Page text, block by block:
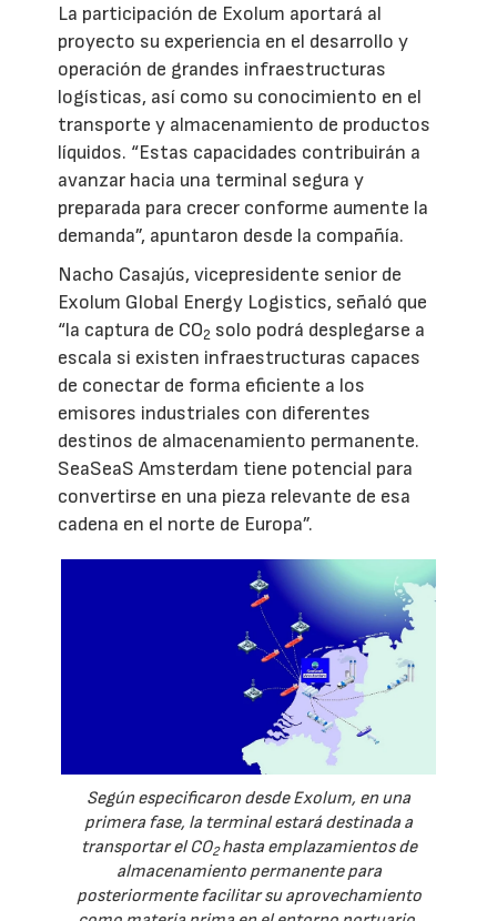
La participación de Exolum aportará al
proyecto su experiencia en el desarrollo y
operación de grandes infraestructuras
logísticas, así como su conocimiento en el
transporte y almacenamiento de productos
líquidos. “Estas capacidades contribuirán a
avanzar hacia una terminal segura y
preparada para crecer conforme aumente la
demanda”, apuntaron desde la compañía.
Nacho Casajús, vicepresidente senior de
Exolum Global Energy Logistics, señaló que
“la captura de CO2 solo podrá desplegarse a
escala si existen infraestructuras capaces
de conectar de forma eficiente a los
emisores industriales con diferentes
destinos de almacenamiento permanente.
SeaSeaS Amsterdam tiene potencial para
convertirse en una pieza relevante de esa
cadena en el norte de Europa”.
Según especificaron desde Exolum, en una
primera fase, la terminal estará destinada a
transportar el CO2hasta emplazamientos de
almacenamiento permanente para
posteriormente facilitar su aprovechamiento